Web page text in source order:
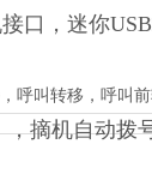
接口，迷你
呼叫转移，呼叫
，摘机自动拨